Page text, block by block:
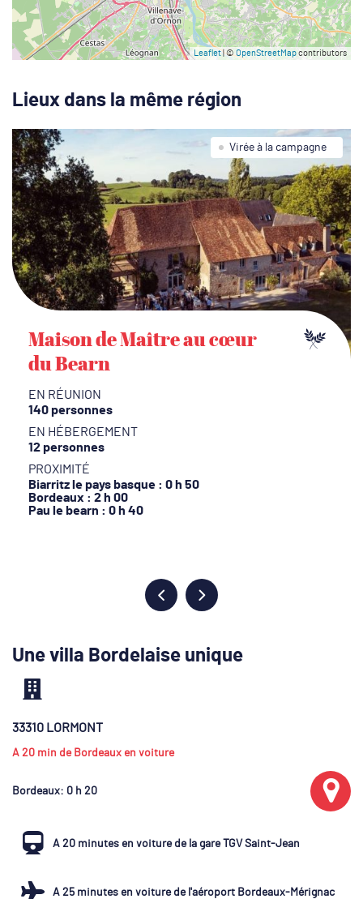
Leaflet| © OpenStreetMapcontributors
Lieux dans la même région
Virée à la campagne
Maison de Maître au cœur
du Bearn
EN RÉUNION
140 personnes
EN HÉBERGEMENT
12 personnes
PROXIMITÉ
Biarritz le pays basque : 0 h 50
Bordeaux : 2 h 00
Pau le bearn : 0 h 40
Une villa Bordelaise unique
33310 LORMONT
A 20 min de Bordeaux en voiture
Bordeaux: 0 h 20
A 20 minutes en voiture de la gare TGV Saint-Jean
A 25 minutes en voiture de l'aéroport Bordeaux-Mérignac